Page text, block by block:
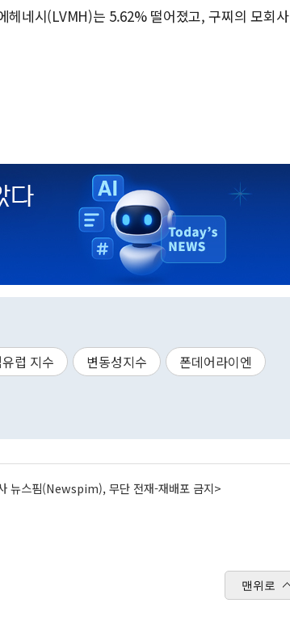
헤네시(LVMH)는 5.62% 떨어졌고, 구찌의 모회사
럽 지수 변동성지수
폰데어라이엔
뉴스핌(Newspim), 무단 전재-재배포 금지>
맨위로